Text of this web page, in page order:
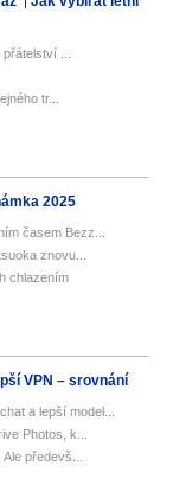
...
tr...
2025
časem Bezz...
znovu...
chlazením
VPN – srovnání
a lepší model...
Photos, k...
předevš...